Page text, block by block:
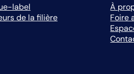
label
de la filière
À
Foire